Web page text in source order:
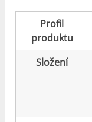
Profil
produktu
Složení